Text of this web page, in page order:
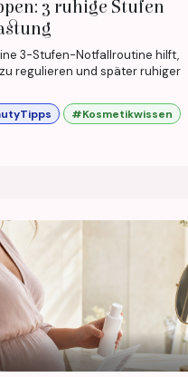
3 ruhige Stufen
3-Stufen-Notfallroutine hilft,
regulieren und später ruhiger
#Kosmetikwissen